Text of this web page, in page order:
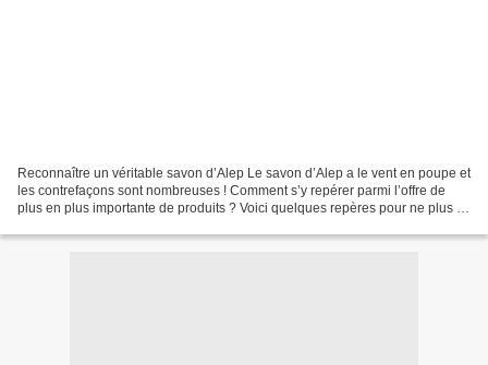
Reconnaître un véritable savon d’Alep Le savon d’Alep a le vent en poupe et
les contrefaçons sont nombreuses ! Comment s’y repérer parmi l’offre de
plus en plus importante de produits ? Voici quelques repères pour ne plus se